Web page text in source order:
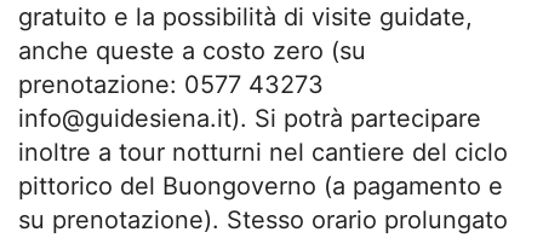
gratuito e la possibilità di visite guidate,
anche queste a costo zero (su
prenotazione: 0577 43273
info@guidesiena.it). Si potrà partecipare
inoltre a tour notturni nel cantiere del ciclo
pittorico del Buongoverno (a pagamento e
su prenotazione). Stesso orario prolungato